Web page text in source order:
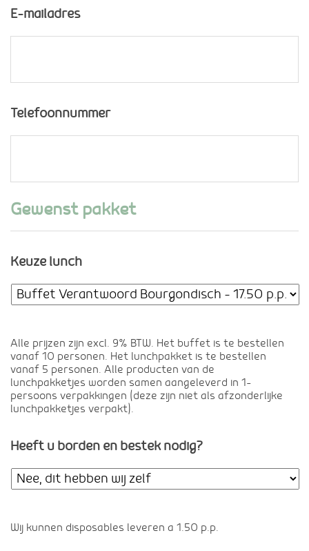
E-mailadres
Telefoonnummer
Gewenst pakket
Keuze lunch
Alle prijzen zijn excl. 9% BTW. Het buffet is te bestellen
vanaf 10 personen. Het lunchpakket is te bestellen
vanaf 5 personen. Alle producten van de
lunchpakketjes worden samen aangeleverd in 1-
persoons verpakkingen (deze zijn niet als afzonderlijke
lunchpakketjes verpakt).
Heeft u borden en bestek nodig?
Wij kunnen disposables leveren a 1.50 p.p.